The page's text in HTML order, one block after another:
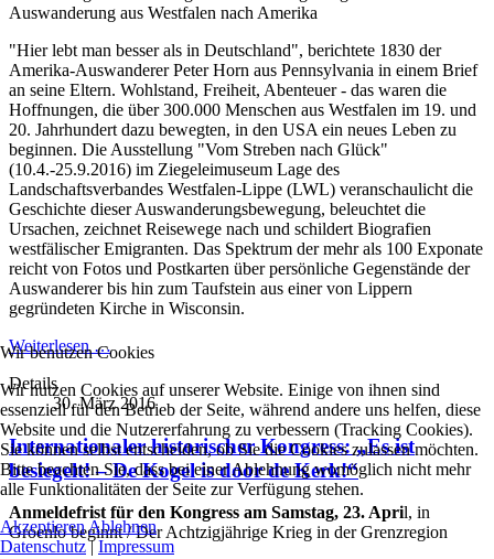
Auswanderung aus Westfalen nach Amerika
"Hier lebt man besser als in Deutschland", berichtete 1830 der
Amerika-Auswanderer Peter Horn aus Pennsylvania in einem Brief
an seine Eltern. Wohlstand, Freiheit, Abenteuer - das waren die
Hoffnungen, die über 300.000 Menschen aus Westfalen im 19. und
20. Jahrhundert dazu bewegten, in den USA ein neues Leben zu
beginnen. Die Ausstellung "Vom Streben nach Glück"
(10.4.-25.9.2016) im Ziegeleimuseum Lage des
Landschaftsverbandes Westfalen-Lippe (LWL) veranschaulicht die
Geschichte dieser Auswanderungsbewegung, beleuchtet die
Ursachen, zeichnet Reisewege nach und schildert Biografien
westfälischer Emigranten. Das Spektrum der mehr als 100 Exponate
reicht von Fotos und Postkarten über persönliche Gegenstände der
Auswanderer bis hin zum Taufstein aus einer von Lippern
gegründeten Kirche in Wisconsin.
Weiterlesen …
Details
30. März 2016
Internationaler historischer Kongress: „Es ist
besiegelt! – De Kogel is door de Kerk!“
Anmeldefrist für den Kongress am Samstag, 23. April, in
Groenlo beginnt / Der Achtzigjährige Krieg in der Grenzregion
Wir benutzen Cookies
Wir nutzen Cookies auf unserer Website. Einige von ihnen sind
essenziell für den Betrieb der Seite, während andere uns helfen, diese
Website und die Nutzererfahrung zu verbessern (Tracking Cookies).
Sie können selbst entscheiden, ob Sie die Cookies zulassen möchten.
Bitte beachten Sie, dass bei einer Ablehnung womöglich nicht mehr
alle Funktionalitäten der Seite zur Verfügung stehen.
AkzeptierenAblehnen
Datenschutz|Impressum